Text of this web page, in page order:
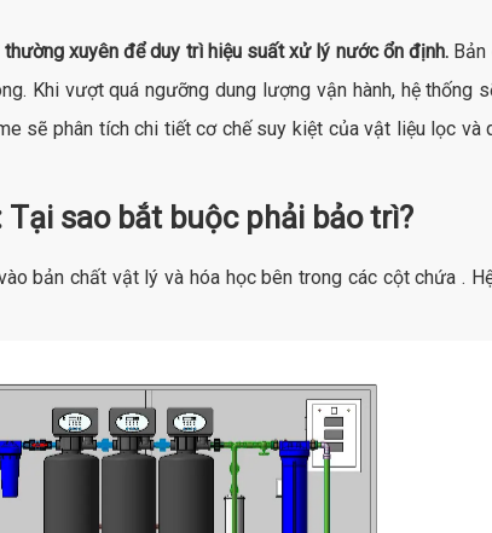
xuyên để duy trì hiệu suất xử lý nước ổn định.
Khi vượt quá ngưỡng dung lượng vận hành, hệ
sẽ phân tích chi tiết cơ chế suy kiệt của vật liệu lọc
sao bắt buộc phải bảo trì?
bản chất vật lý và hóa học bên trong các cột chứa .